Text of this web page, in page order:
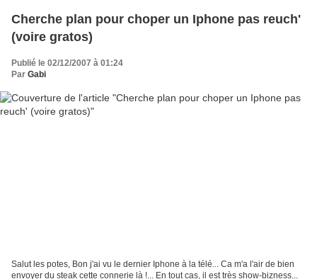
Cherche plan pour choper un Iphone pas reuch'
(voire gratos)
Publié le 02/12/2007 à 01:24
Par Gabi
Salut les potes, Bon j'ai vu le dernier Iphone à la télé... Ca m'a l'air de bien
envoyer du steak cette connerie là !... En tout cas, il est très show-bizness...